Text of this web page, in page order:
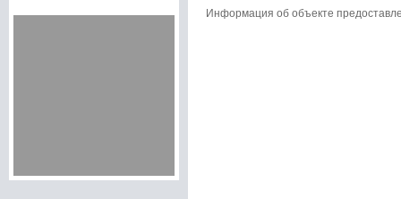
Информация об объекте